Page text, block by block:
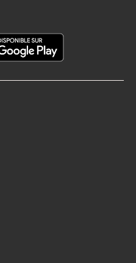
leur ait jamais été
et ne gouvernent pas
volonté les leurre et
la route que suivra